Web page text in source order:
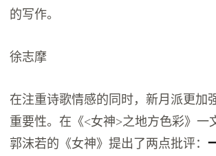
的写作。
徐志摩
在注重诗歌情感的同时，新月派更加
重要性。在《<女神>之地方色彩》一
郭沫若的《女神》提出了两点批评：